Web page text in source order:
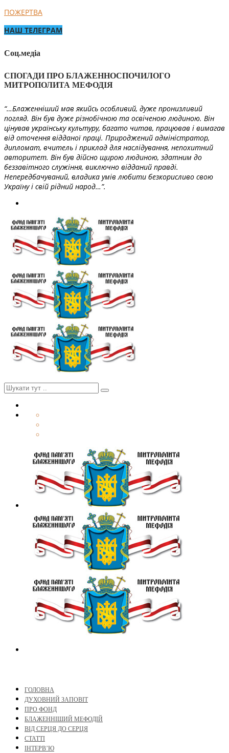
ПОЖЕРТВА
НАШ ТЕЛЕГРАМ
Соц.медіа
СПОГАДИ ПРО БЛАЖЕННОСПОЧИЛОГО
МИТРОПОЛИТА МЕФОДІЯ
“…Блаженніший мав якийсь особливий, дуже пронизливий
погляд. Він був дуже різнобічною та освіченою людиною. Він
цінував українську культуру, багато читав, працював і вимагав
від оточення відданої праці. Природжений адміністратор,
дипломат, вчитель і приклад для наслідування, непохитний
авторитет. Він був дійсно щирою людиною, здатним до
беззавітного служіння, виключно відданий правді.
Непередбачуваний, владика умів любити безкорисливо свою
Україну і свій рідний народ…”.
ГОЛОВНА
ДУХОВНИЙ ЗАПОВІТ
ПРО ФОНД
БЛАЖЕННІШИЙ МЕФОДІЙ
ВІД СЕРЦЯ ДО СЕРЦЯ
СТАТТІ
ІНТЕРВ’Ю